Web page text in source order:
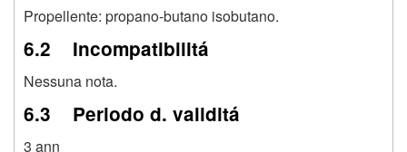
Propellente: propano-butano isobutano.
6.2 Incompatibilitá
Nessuna nota.
6.3 Periodo d. validitá
3 ann